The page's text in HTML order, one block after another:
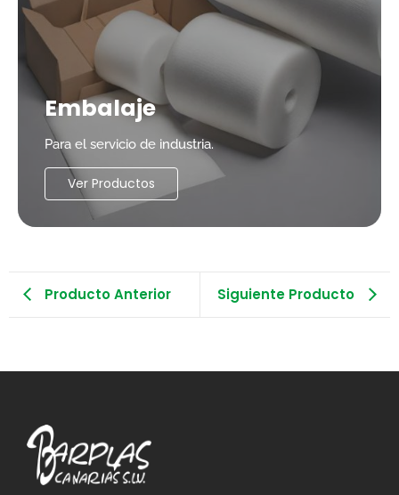
Embalaje
Para el servicio de industria.
Ver Productos
Producto Anterior Siguiente Producto